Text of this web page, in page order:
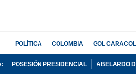
POLÍTICA COLOMBIA GOL CARACOL
POSESIÓN PRESIDENCIAL ABELARDO